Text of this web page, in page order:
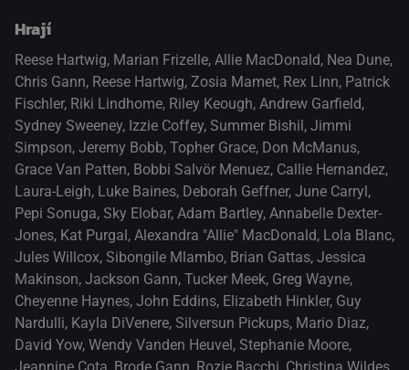
Hrají
Reese Hartwig, Marian Frizelle, Allie MacDonald, Nea Dune,
Chris Gann, Reese Hartwig, Zosia Mamet, Rex Linn, Patrick
Fischler, Riki Lindhome, Riley Keough, Andrew Garfield,
Sydney Sweeney, Izzie Coffey, Summer Bishil , Jimmi
Simpson, Jeremy Bobb, Topher Grace, Don McManus,
Grace Van Patten, Bobbi Salvör Menuez, Callie Hernandez,
Laura-Leigh, Luke Baines, Deborah Geffner, June Carryl ,
Pepi Sonuga, Sky Elobar, Adam Bartley, Annabelle Dexter-
Jones, Kat Purgal , Alexandra "Allie" MacDonald, Lola Blanc,
Jules Willcox, Sibongile Mlambo, Brian Gattas, Jessica
Makinson, Jackson Gann, Tucker Meek, Greg Wayne,
Cheyenne Haynes, John Eddins, Elizabeth Hinkler, Guy
Nardulli, Kayla DiVenere, Silversun Pickups, Mario Diaz,
David Yow, Wendy Vanden Heuvel , Stephanie Moore,